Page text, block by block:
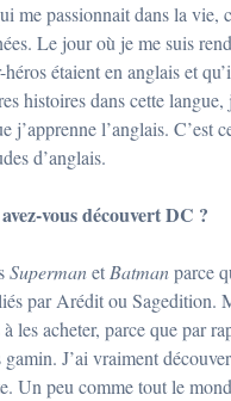
me passionnait dans la vie,
Le jour où je me suis
héros étaient en anglais et
histoires dans cette
j’apprenne l’anglais. C’est
d’anglais.
vous découvert DC ?
SupermanetBatmanparce
par Arédit ou Sagedition.
les acheter, parce que par
J’ai vraiment
Un peu comme tout le